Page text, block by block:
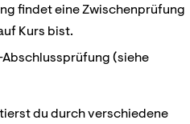
findet eine Zwischenprüfung
Kurs bist.
Abschlussprüfung (siehe
du durch verschiedene